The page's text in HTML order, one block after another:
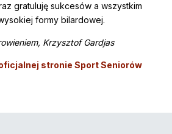
gratuluję sukcesów a wszystkim
formy bilardowej.
Krzysztof Gardjas
stronie Sport Seniorów